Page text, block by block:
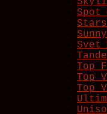
Spot
Stars
Svet
Top
Top
Top